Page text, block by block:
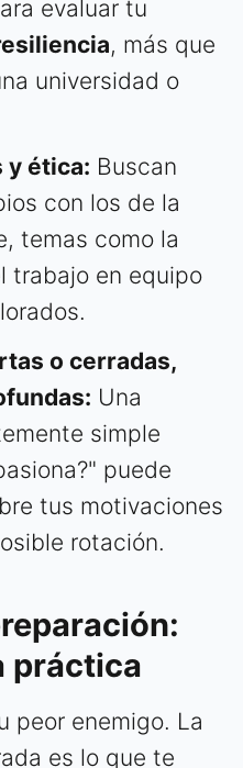
evaluar tu
, más que
universidad o
y ética: Buscan
con los de la
temas como la
trabajo en equipo
o cerradas,
Una
simple
puede
tus motivaciones
rotación.
práctica
peor enemigo. La
es lo que te